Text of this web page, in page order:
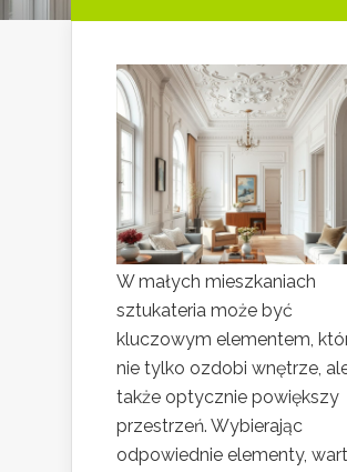
W małych mieszkaniach
sztukateria może być
kluczowym elementem,
nie tylko ozdobi wnętrze,
także optycznie powiększy
przestrzeń. Wybierając
odpowiednie elementy,